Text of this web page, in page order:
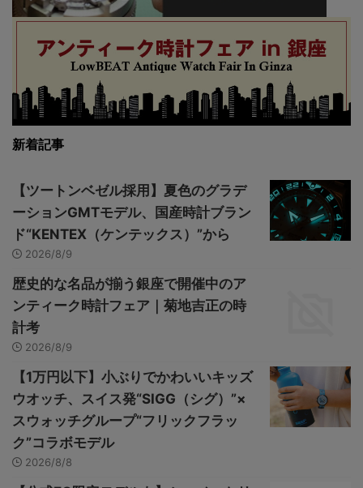
新着記事
【ツートンベゼル採用】夏色のグラデ
ーションGMTモデル、国産時計ブラン
ド“KENTEX（ケンテックス）”から
2026/8/9
歴史的な名品が揃う銀座で開催中のア
ンティーク時計フェア｜菊地吉正の時
計考
2026/8/9
【1万円以下】小ぶりでかわいいキッズ
ウオッチ、スイス発“SIGG（シグ）”×
スウォッチグループ“フリックフラッ
ク”コラボモデル
2026/8/8